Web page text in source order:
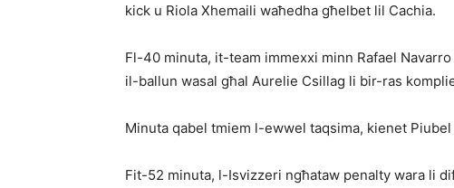
kick u Riola Xhemaili waħedha għelbet lil Cachia.
Fl-40 minuta, it-team immexxi minn Rafael
il-ballun wasal għal Aurelie Csillag li bir-ras
Minuta qabel tmiem l-ewwel taqsima, kienet
Fit-52 minuta, l-Isvizzeri ngħataw penalty wara li